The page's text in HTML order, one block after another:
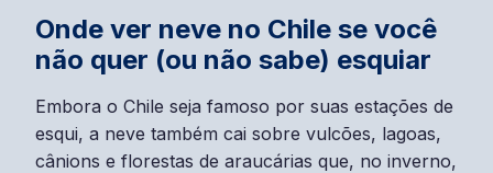
Onde ver neve no Chile se você
não quer (ou não sabe) esquiar
Embora o Chile seja famoso por suas estações de
esqui, a neve também cai sobre vulcões, lagoas,
cânions e florestas de araucárias que, no inverno,